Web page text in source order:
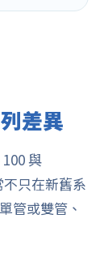
差異
與
只在新舊系
管或雙管、